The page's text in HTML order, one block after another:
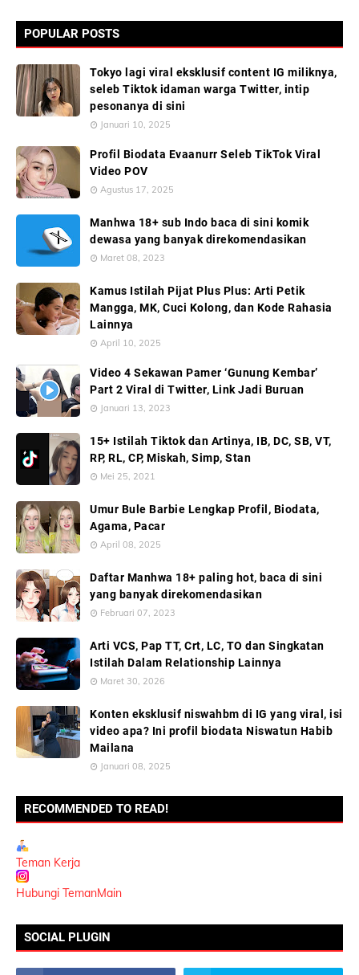
POPULAR POSTS
Tokyo lagi viral eksklusif content IG miliknya,
seleb Tiktok idaman warga Twitter, intip
pesonanya di sini
Januari 10, 2025
Profil Biodata Evaanurr Seleb TikTok Viral
Video POV
Agustus 17, 2025
Manhwa 18+ sub Indo baca di sini komik
dewasa yang banyak direkomendasikan
Maret 08, 2023
Kamus Istilah Pijat Plus Plus: Arti Petik
Mangga, MK, Cuci Kolong, dan Kode Rahasia
Lainnya
April 10, 2025
Video 4 Sekawan Pamer ‘Gunung Kembar’
Part 2 Viral di Twitter, Link Jadi Buruan
Januari 13, 2023
15+ Istilah Tiktok dan Artinya, IB, DC, SB, VT,
RP, RL, CP, Miskah, Simp, Stan
Mei 25, 2021
Umur Bule Barbie Lengkap Profil, Biodata,
Agama, Pacar
April 08, 2025
Daftar Manhwa 18+ paling hot, baca di sini
yang banyak direkomendasikan
Februari 07, 2023
Arti VCS, Pap TT, Crt, LC, TO dan Singkatan
Istilah Dalam Relationship Lainnya
Maret 30, 2026
Konten eksklusif niswahbm di IG yang viral, isi
video apa? Ini profil biodata Niswatun Habib
Mailana
Januari 08, 2025
RECOMMENDED TO READ!
Teman Kerja
Hubungi TemanMain
SOCIAL PLUGIN